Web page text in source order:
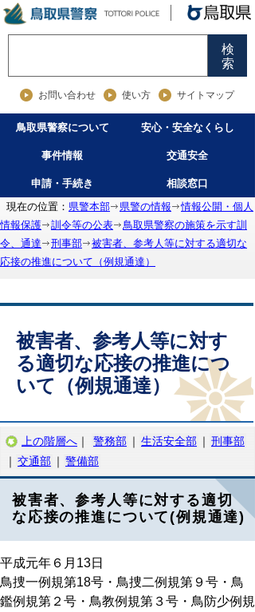
検
索
お問い合わせ 使い方 サイトマップ
鳥取県警察について 安心・安全なくらし
事件情報 交通安全
申請・手続き
相談窓口
現在の位置： 県警本部 県警の情報
情報公開・個人
情報保護
訓令等の公表
鳥取県警察の施策を示す訓
令、通達
刑事部
被害者、参考人等に対する適切な
応接の推進について（例規通達）
被害者、参考人等に対す
る適切な応接の推進につ
いて（例規通達）
上の階層へ ｜ 警務部 ｜ 生活安全部 ｜ 刑事部
｜ 交通部 ｜ 警備部
被害者、参考人等に対する適切
な応接の推進について(例規通達)
平成元年６月13日
鳥捜一例規第18号・鳥捜二例規第９号・鳥
鑑例規第２号・鳥教例規第３号・鳥防少例規